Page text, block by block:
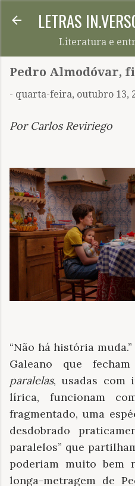
Pular para o
LETRAS
Literatura e
Pedro Almodóvar,
- quarta-feira, outubro 13,
Por Carlos Reviriego
“Não há história
Galeano que
paralelas, usadas com
lírica, funcionam
fragmentado, uma
desdobrado
paralelos” que
poderiam muito bem
longa-metragem de